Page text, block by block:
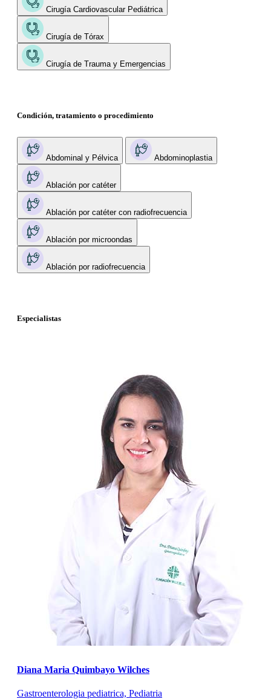
Cirugía Cardiovascular Pediátrica
Cirugía de Tórax
Cirugía de Trauma y Emergencias
Condición, tratamiento o procedimiento
Abdominal y Pélvica Abdominoplastia
Ablación por catéter
Ablación por catéter con radiofrecuencia
Ablación por microondas
Ablación por radiofrecuencia
Especialistas
Diana Maria Quimbayo Wilches
Gastroenterologia pediatrica, Pediatria